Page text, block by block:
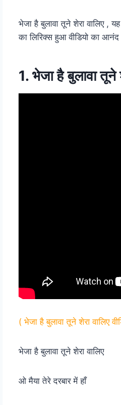
भेजा है बुलावा तूने शेरा वालिए ,
का लिरिक्स हुआ वीडियो का
1. भेजा है बुलावा तूने
( भेजा है बुलावा तूने शेरा वालिए
भेजा है बुलावा तूने शेरा वालिए
ओ मैया तेरे दरबार में हाँ